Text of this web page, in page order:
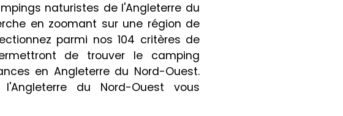
naturistes de l'Angleterre du
en zoomant sur une région de
parmi nos 104 critères de
de trouver le camping
en Angleterre du Nord-Ouest.
du Nord-Ouest vous